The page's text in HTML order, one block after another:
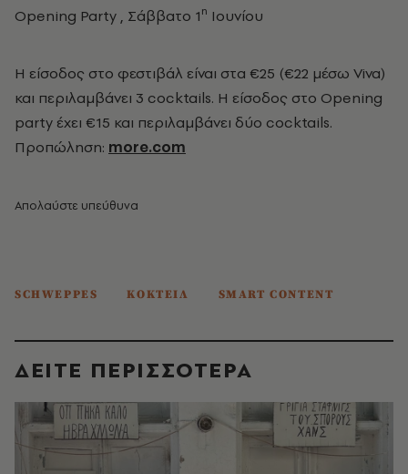
Opening Party , Σάββατο 1η Ιουνίου
Η είσοδος στο φεστιβάλ είναι στα €25 (€22 μέσω Viva)
και περιλαμβάνει 3 cocktails. Η είσοδος στο Opening
party έχει €15 και περιλαμβάνει δύο cocktails.
Προπώληση: more.com
Απολαύστε υπεύθυνα
SCHWEPPES ΚΟΚΤΕΙΛ SMART CONTENT
ΔΕΙΤΕ ΠΕΡΙΣΣΟΤΕΡΑ